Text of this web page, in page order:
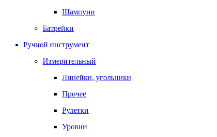
Шампуни
Батрейки
Ручной инструмент
Измерительный
Линейки, угольники
Прочее
Рулетки
Уровни